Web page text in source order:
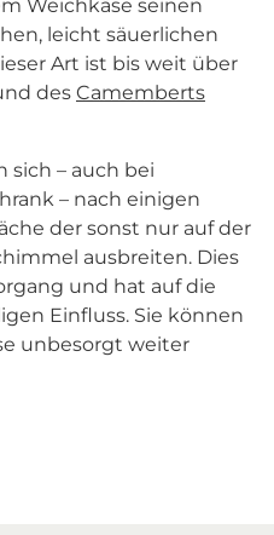
Weichkäse seinen
leicht säuerlichen
Art ist bis weit über
des Camemberts
sich – auch bei
– nach einigen
der sonst nur auf der
ausbreiten. Dies
und hat auf die
Einfluss. Sie können
unbesorgt weiter